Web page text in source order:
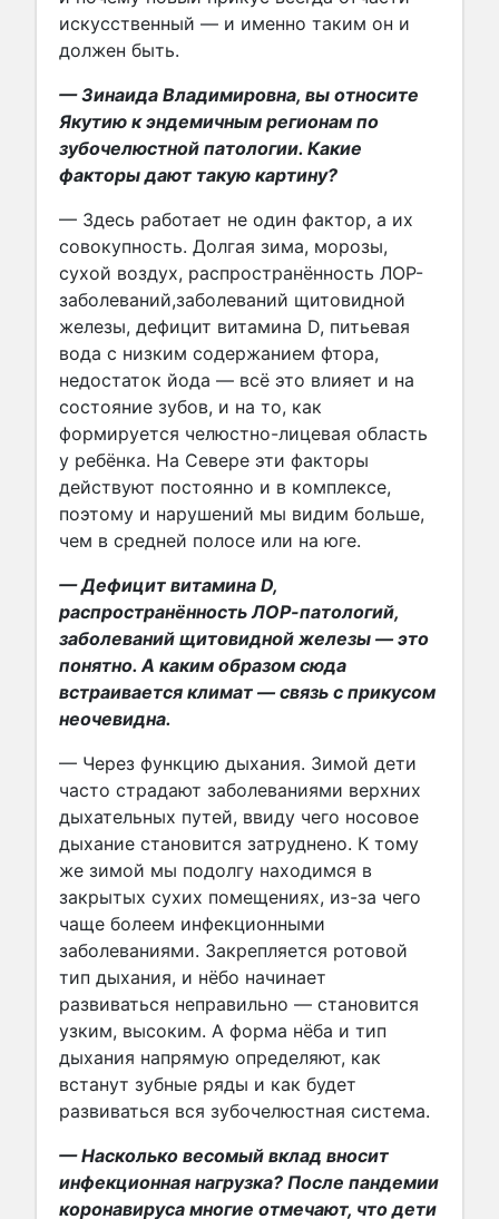
искусственный — и именно таким он и
должен быть.
— Зинаида Владимировна, вы относите
Якутию к эндемичным регионам по
зубочелюстной патологии. Какие
факторы дают такую картину?
— Здесь работает не один фактор, а их
совокупность. Долгая зима, морозы,
сухой воздух, распространённость ЛОР-
заболеваний,заболеваний щитовидной
железы, дефицит витамина D, питьевая
вода с низким содержанием фтора,
недостаток йода — всё это влияет и на
состояние зубов, и на то, как
формируется челюстно-лицевая область
у ребёнка. На Севере эти факторы
действуют постоянно и в комплексе,
поэтому и нарушений мы видим больше,
чем в средней полосе или на юге.
— Дефицит витамина D,
распространённость ЛОР-патологий,
заболеваний щитовидной железы — это
понятно. А каким образом сюда
встраивается климат — связь с прикусом
неочевидна.
— Через функцию дыхания. Зимой дети
часто страдают заболеваниями верхних
дыхательных путей, ввиду чего носовое
дыхание становится затруднено. К тому
же зимой мы подолгу находимся в
закрытых сухих помещениях, из-за чего
чаще болеем инфекционными
заболеваниями. Закрепляется ротовой
тип дыхания, и нёбо начинает
развиваться неправильно — становится
узким, высоким. А форма нёба и тип
дыхания напрямую определяют, как
встанут зубные ряды и как будет
развиваться вся зубочелюстная система.
— Насколько весомый вклад вносит
инфекционная нагрузка? После пандемии
коронавируса многие отмечают, что дети